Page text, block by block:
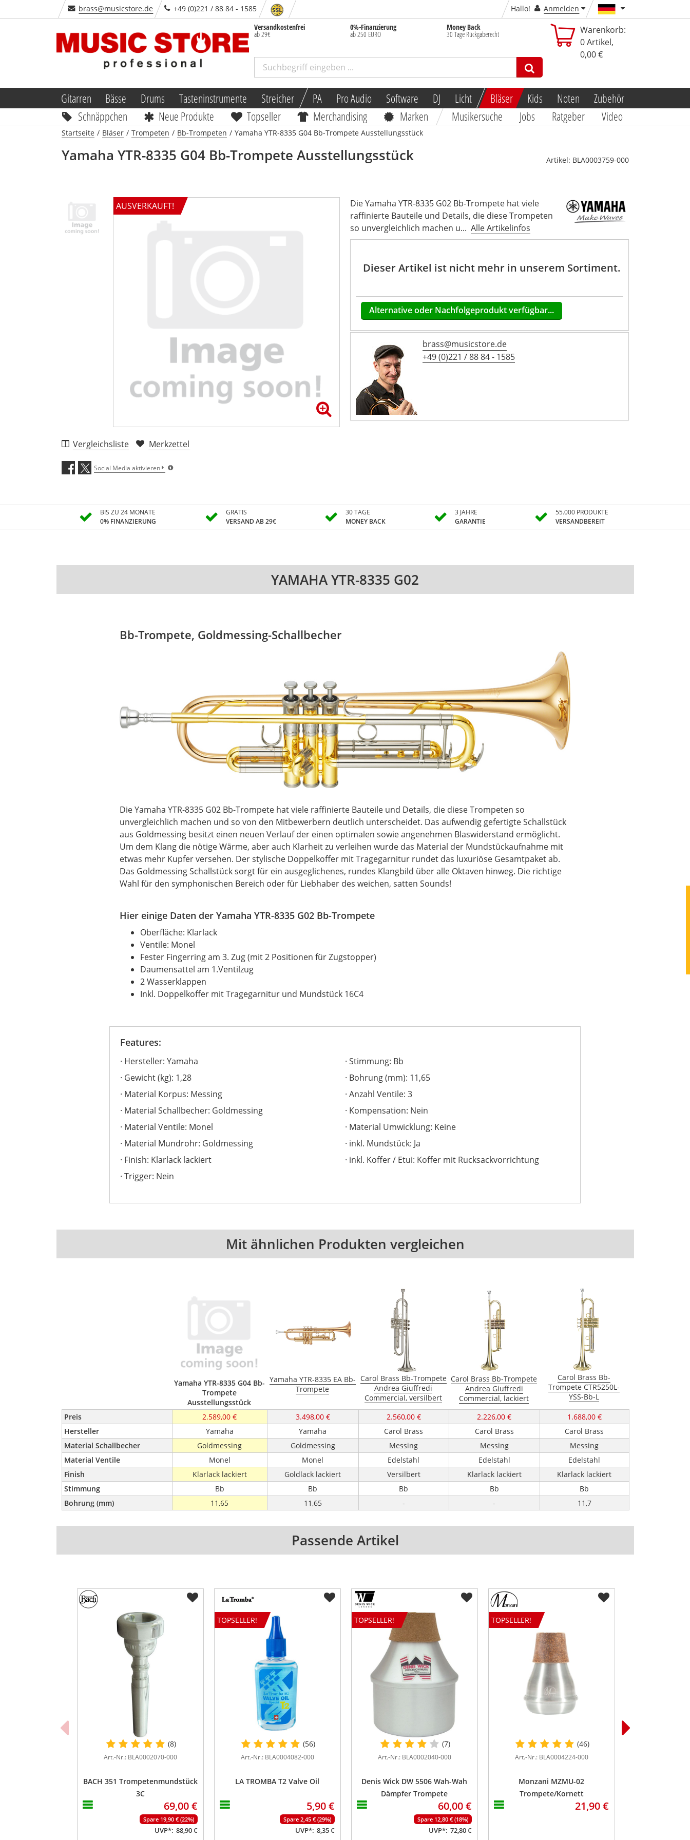
brass@musicstore.de +49 (0)221 / 88 84 - 1585 Hallo!
Anmelden
Versandkostenfrei
ab 29€
0%-Finanzierung
ab 250 EURO
Money Back
30 Tage Rückgaberecht
Warenkorb:
0 Artikel,
0,00 €
Gitarren Bässe Drums Tasteninstrumente Streicher PA Pro Audio Software DJ Licht Bläser Kids Noten
Zubehör
Schnäppchen
Neue Produkte Topseller Merchandising Marken Musikersuche Jobs Ratgeber Video
Startseite / Bläser / Trompeten / Bb-Trompeten / Yamaha YTR-8335 G04 Bb-Trompete Ausstellungsstück
Yamaha YTR-8335 G04 Bb-Trompete Ausstellungsstück Artikel: BLA0003759-000
AUSVERKAUFT!
Vergleichsliste Merkzettel
Social Media aktivieren
Die Yamaha YTR-8335 G02 Bb-Trompete hat viele
raffinierte Bauteile und Details, die diese Trompeten
so unvergleichlich machen u... Alle Artikelinfos
Dieser Artikel ist nicht mehr in unserem Sortiment.
Alternative oder Nachfolgeprodukt verfügbar...
brass@musicstore.de
+49 (0)221 / 88 84 - 1585
BIS ZU 24 MONATE
0% FINANZIERUNG
GRATIS
VERSAND AB 29€
30 TAGE
MONEY BACK
3 JAHRE
GARANTIE
55.000 PRODUKTE
VERSANDBEREIT
YAMAHA YTR-8335 G02
Bb-Trompete, Goldmessing-Schallbecher
Die Yamaha YTR-8335 G02 Bb-Trompete hat viele raffinierte Bauteile und Details, die diese Trompeten so
unvergleichlich machen und so von den Mitbewerbern deutlich unterscheidet. Das aufwendig gefertigte Schallstück
aus Goldmessing besitzt einen neuen Verlauf der einen optimalen sowie angenehmen Blaswiderstand ermöglicht.
Um dem Klang die nötige Wärme, aber auch Klarheit zu verleihen wurde das Material der Mundstückaufnahme mit
etwas mehr Kupfer versehen. Der stylische Doppelkoffer mit Tragegarnitur rundet das luxuriöse Gesamtpaket ab.
Das Goldmessing Schallstück sorgt für ein ausgeglichenes, rundes Klangbild über alle Oktaven hinweg. Die richtige
Wahl für den symphonischen Bereich oder für Liebhaber des weichen, satten Sounds!
Hier einige Daten der Yamaha YTR-8335 G02 Bb-Trompete
Oberfläche: Klarlack
Ventile: Monel
Fester Fingerring am 3. Zug (mit 2 Positionen für Zugstopper)
Daumensattel am 1.Ventilzug
2 Wasserklappen
Inkl. Doppelkoffer mit Tragegarnitur und Mundstück 16C4
Features:
Hersteller: Yamaha
Gewicht (kg): 1,28
Material Korpus: Messing
Material Schallbecher: Goldmessing
Material Ventile: Monel
Material Mundrohr: Goldmessing
Finish: Klarlack lackiert
Trigger: Nein
Stimmung: Bb
Bohrung (mm): 11,65
Anzahl Ventile: 3
Kompensation: Nein
Material Umwicklung: Keine
inkl. Mundstück: Ja
inkl. Koffer / Etui: Koffer mit Rucksackvorrichtung
Mit ähnlichen Produkten vergleichen
Yamaha YTR-8335 G04 Bb-
Trompete
Ausstellungsstück
Yamaha YTR-8335 EA Bb-
Trompete
Carol Brass Bb-Trompete
Andrea Giuffredi
Commercial, versilbert
Carol Brass Bb-Trompete
Andrea Giuffredi
Commercial, lackiert
Carol Brass Bb-
Trompete CTR5250L-
YSS-Bb-L
Preis 2.589,00 € 3.498,00 € 2.560,00 € 2.226,00 €
1.688,00 €
Hersteller
Yamaha Yamaha Carol Brass Carol Brass
Carol Brass
Material Schallbecher
Goldmessing Goldmessing Messing Messing
Messing
Material Ventile
Monel Monel Edelstahl Edelstahl
Edelstahl
Finish
Klarlack lackiert Goldlack lackiert Versilbert Klarlack lackiert
Klarlack lackiert
Stimmung
Bb Bb Bb Bb
Bb
Bohrung (mm)
11,65 11,65 - - 11,7
Passende Artikel
(8)
Art.-Nr.: BLA0002070-000
BACH 351 Trompetenmundstück
3C
69,00 €
Spare 19,90 € (22%)
UVP*: 88,90 €
TOPSELLER!
(56)
Art.-Nr.: BLA0004082-000
LA TROMBA T2 Valve Oil
5,90 €
Spare 2,45 € (29%)
UVP*: 8,35 €
TOPSELLER!
(7)
Art.-Nr.: BLA0002040-000
Denis Wick DW 5506 Wah-Wah
Dämpfer Trompete
60,00 €
Spare 12,80 € (18%)
UVP*: 72,80 €
TOPSELLER!
(46)
Art.-Nr.: BLA0004224-000
Monzani MZMU-02
Trompete/Kornett
Übungsdämpfer21,90 €